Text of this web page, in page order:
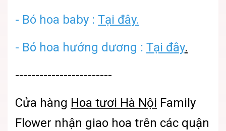
- Bó hoa baby : Tại đây.
- Bó hoa hướng dương : Tại đây.
------------------------
Cửa hàng Hoa tươi Hà Nội Family
Flower nhận giao hoa trên các quận